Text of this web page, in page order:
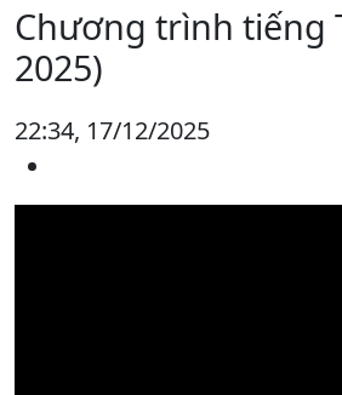
Chương trình tiếng
2025)
22:34, 17/12/2025